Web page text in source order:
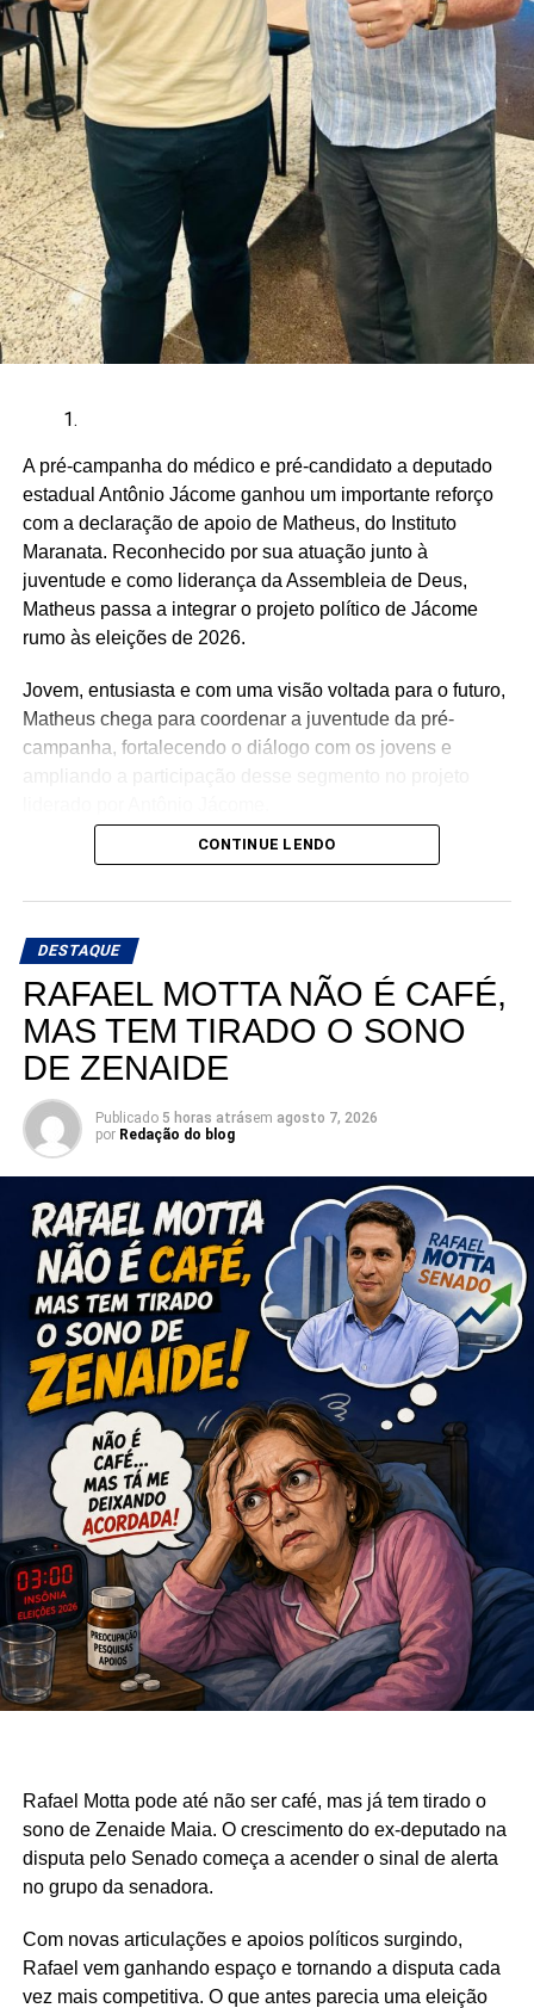
A pré-campanha do médico e pré-candidato a deputado
estadual Antônio Jácome ganhou um importante reforço
com a declaração de apoio de Matheus, do Instituto
Maranata. Reconhecido por sua atuação junto à
juventude e como liderança da Assembleia de Deus,
Matheus passa a integrar o projeto político de Jácome
rumo às eleições de 2026.
Jovem, entusiasta e com uma visão voltada para o futuro,
Matheus chega para coordenar a juventude da pré-
campanha, fortalecendo o diálogo com os jovens e
Ao declarar seu apoio, Matheus afirmou acreditar na
busca retornar à Assembleia Legislativa, segue
ampliando sua base de apoio e reunindo lideranças de
diferentes regiões e segmentos da sociedade em torno de
sua pré-candidatura.
CONTINUE LENDO
DESTAQUE
RAFAEL MOTTA NÃO É CAFÉ,
MAS TEM TIRADO O SONO
DE ZENAIDE
Publicado 5 horas atrásem agosto 7, 2026
por Redação do blog
Rafael Motta pode até não ser café, mas já tem tirado o
sono de Zenaide Maia. O crescimento do ex-deputado na
disputa pelo Senado começa a acender o sinal de alerta
no grupo da senadora.
Com novas articulações e apoios políticos surgindo,
Rafael vem ganhando espaço e tornando a disputa cada
vez mais competitiva. O que antes parecia uma eleição